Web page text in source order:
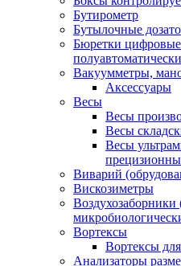
Бутирометр
Бутылочные
Бюретки
Вакуумметры,
Аксессуары
Весы
Весы
Весы
Весы
Виварий
Вискозиметры
Вортексы
Вортексы
Анализаторы